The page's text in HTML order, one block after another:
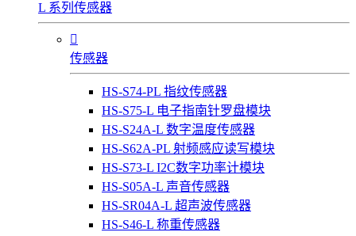
L 系列传感器

传感器
HS-S74-PL 指纹传感器
HS-S75-L 电子指南针罗盘模块
HS-S24A-L 数字温度传感器
HS-S62A-PL 射频感应读写模块
HS-S73-L I2C数字功率计模块
HS-S05A-L 声音传感器
HS-SR04A-L 超声波传感器
HS-S46-L 称重传感器